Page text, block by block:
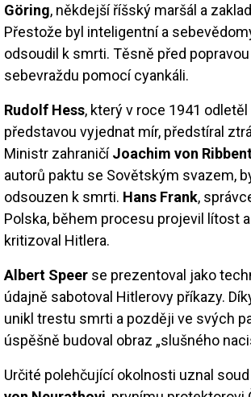
Göring, někdejší říšský maršál a
Přestože byl inteligentní a
odsoudil k smrti. Těsně před
sebevraždu pomocí cyankáli.
Rudolf Hess, který v roce 1941
představou vyjednat mír, předstíral
Ministr zahraničíJoachim von
autorů paktu se Sovětským svazem,
odsouzen k smrti. Hans Frank,
Polska, během procesu projevil lítost
kritizoval Hitlera.
Albert Speer se prezentoval jako
údajně sabotoval Hitlerovy příkazy.
unikl trestu smrti a později ve svých
úspěšně budoval obraz „slušného
Určité polehčující okolnosti uznal soud